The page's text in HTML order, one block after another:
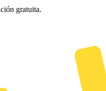
gratuita.